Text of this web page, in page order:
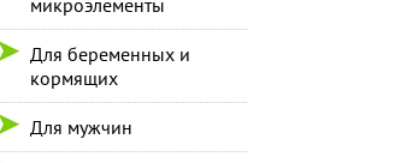
микроэлементы
Для беременных и
кормящих
Для мужчин